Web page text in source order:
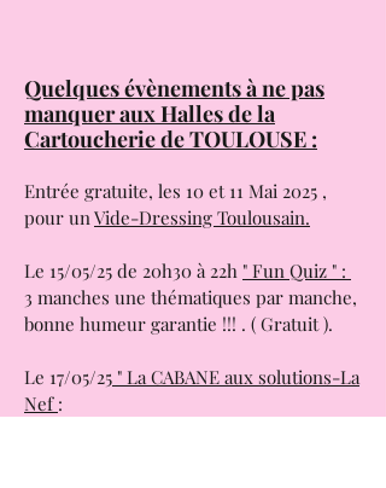
Quelques évènements à ne pas
manquer aux Halles de la
Cartoucherie de TOULOUSE :
Entrée gratuite, les 10 et 11 Mai 2025 ,
pour unVide-Dressing Toulousain.
Le 15/05/25 de 20h30 à 22h " Fun Quiz " :
3 manches une thématiques par manche,
bonne humeur garantie !!! . ( Gratuit ).
Le 17/05/25 " La CABANE aux solutions-La
Nef :